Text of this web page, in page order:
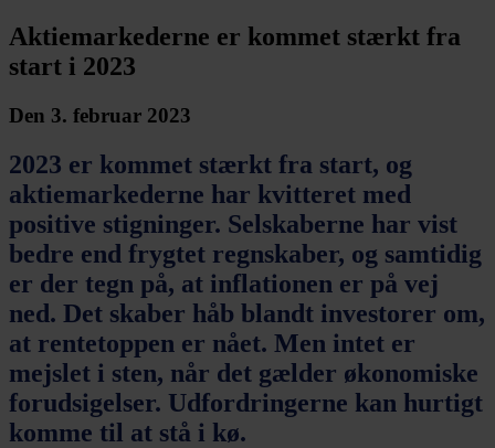
Aktiemarkederne er kommet stærkt fra
start i 2023
Den 3. februar 2023
2023 er kommet stærkt fra start, og
aktiemarkederne har kvitteret med
positive stigninger. Selskaberne har vist
bedre end frygtet regnskaber, og samtidig
er der tegn på, at inflationen er på vej
ned. Det skaber håb blandt investorer om,
at rentetoppen er nået. Men intet er
mejslet i sten, når det gælder økonomiske
forudsigelser. Udfordringerne kan hurtigt
komme til at stå i kø.